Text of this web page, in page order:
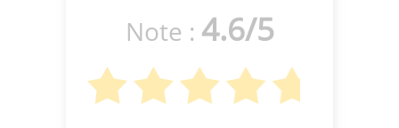
Note : 4.6/5